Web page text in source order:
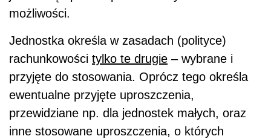
możliwości.
Jednostka określa w zasadach (polityce)
rachunkowości tylko te drugie – wybrane i
przyjęte do stosowania. Oprócz tego określa
ewentualne przyjęte uproszczenia,
przewidziane np. dla jednostek małych, oraz
inne stosowane uproszczenia, o których